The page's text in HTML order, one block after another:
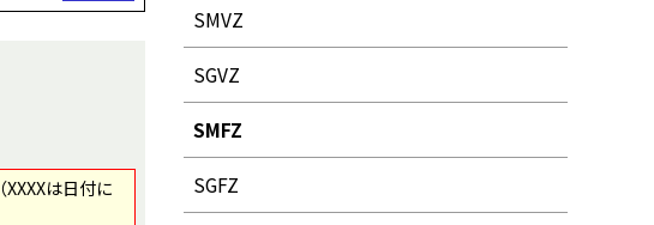
（XXXXは日付に
SMVZ
SGVZ
SMFZ
SGFZ